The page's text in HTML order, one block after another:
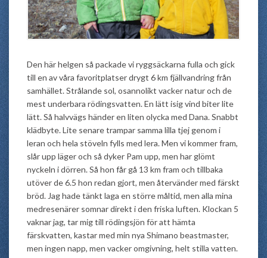
Den här helgen så packade vi ryggsäckarna fulla och gick
till en av våra favoritplatser drygt 6 km fjällvandring från
samhället. Strålande sol, osannolikt vacker natur och de
mest underbara rödingsvatten. En lätt isig vind biter lite
lätt. Så halvvägs händer en liten olycka med Dana. Snabbt
klädbyte. Lite senare trampar samma lilla tjej genom i
leran och hela stöveln fylls med lera. Men vi kommer fram,
slår upp läger och så dyker Pam upp, men har glömt
nyckeln i dörren. Så hon får gå 13 km fram och tillbaka
utöver de 6.5 hon redan gjort, men återvänder med färskt
bröd. Jag hade tänkt laga en större måltid, men alla mina
medresenärer somnar direkt i den friska luften. Klockan 5
vaknar jag, tar mig till rödingsjön för att hämta
färskvatten, kastar med min nya Shimano beastmaster,
men ingen napp, men vacker omgivning, helt stilla vatten.